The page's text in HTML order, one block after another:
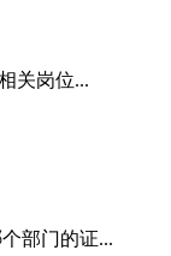
关岗位...
部门的证...